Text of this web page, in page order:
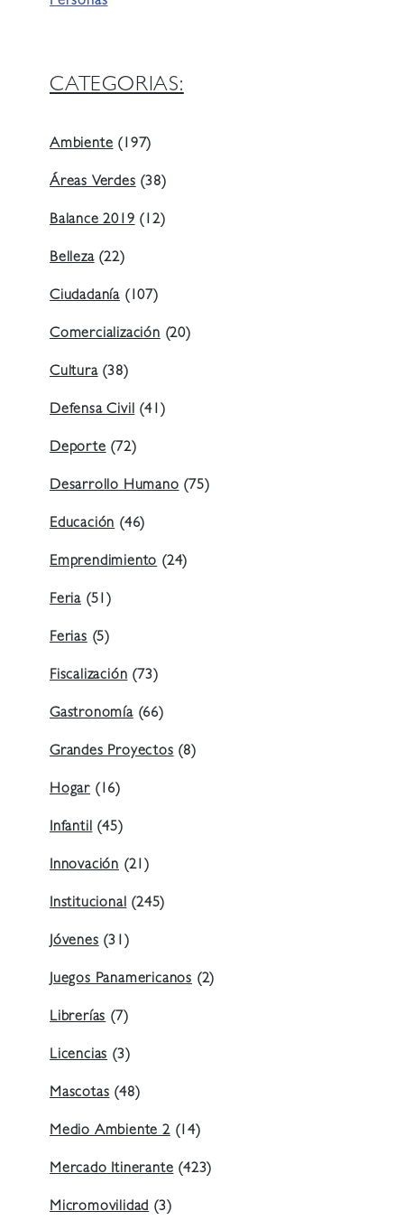
CATEGORIAS:
Ambiente (197)
Áreas Verdes (38)
Balance 2019 (12)
Belleza(22)
Ciudadanía (107)
Comercialización (20)
Cultura(38)
Defensa Civil (41)
Deporte (72)
Desarrollo Humano (75)
Educación (46)
Emprendimiento (24)
Feria (51)
Ferias (5)
Fiscalización (73)
Gastronomía(66)
Grandes Proyectos (8)
Hogar (16)
Infantil (45)
Innovación (21)
Institucional (245)
Jóvenes (31)
Juegos Panamericanos (2)
Librerías (7)
Licencias (3)
Mascotas (48)
Medio Ambiente 2(14)
Mercado Itinerante (423)
Micromovilidad (3)